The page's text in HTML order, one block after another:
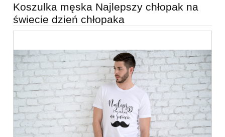
Koszulka męska Najlepszy chłopak na
świecie dzień chłopaka